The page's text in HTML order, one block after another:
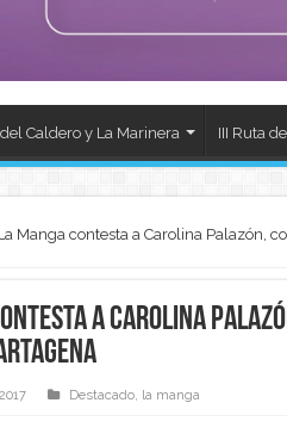
Caldero y La Marinera III Ruta
Manga contesta a Carolina Palazón,
contesta a Carolina
Destacado, la manga